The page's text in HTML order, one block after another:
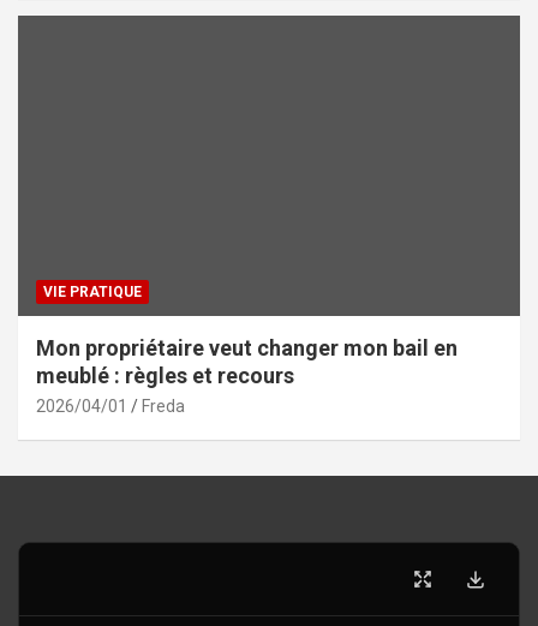
VIE PRATIQUE
Mon propriétaire veut changer mon bail en
meublé : règles et recours
2026/04/01 Freda